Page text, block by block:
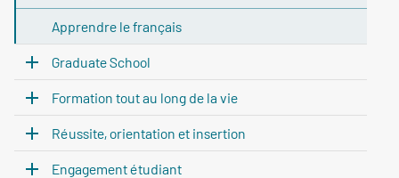
Apprendre le français
Graduate School
Formation tout au long de la vie
Réussite, orientation et insertion
Engagement étudiant